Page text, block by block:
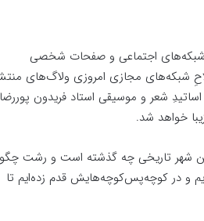
شبکه‌های اجتماعی و صفحات شخصی
شبکه‌های مجازی امروزی ولاگ‌های
شعر و موسیقی استاد فریدون پوررضا
خواهد شد.
این شهر تاریخی چه گذشته است و رشت
و در کوچه‌پس‌کوچه‌هایش قدم زده‌ایم تا